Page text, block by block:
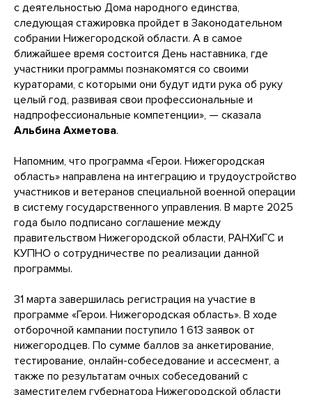
с деятельностью Дома народного единства,
следующая стажировка пройдет в Законодательном
собрании Нижегородской области. А в самое
ближайшее время состоится День наставника, где
участники программы познакомятся со своими
кураторами, с которыми они будут идти рука об руку
целый год, развивая свои профессиональные и
надпрофессиональные компетенции», — сказала
Альбина Ахметова.
Напомним, что программа «Герои. Нижегородская
область» направлена на интеграцию и трудоустройство
участников и ветеранов специальной военной операции
в систему государственного управления. В марте 2025
года было подписано соглашение между
правительством Нижегородской области, РАНХиГС и
КУПНО о сотрудничестве по реализации данной
программы.
31 марта завершилась регистрация на участие в
программе «Герои. Нижегородская область». В ходе
отборочной кампании поступило 1 613 заявок от
нижегородцев. По сумме баллов за анкетирование,
тестирование, онлайн-собеседование и ассесмент, а
также по результатам очных собеседований с
заместителем губернатора Нижегородской области